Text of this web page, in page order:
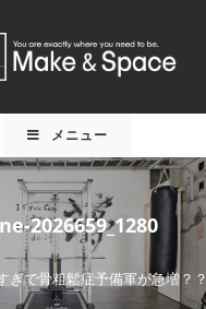
メニュー
2026659_1280
ぎで骨粗鬆症予備軍が急増？？